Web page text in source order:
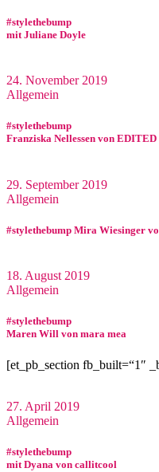
#stylethebump
mit Juliane Doyle
24. November 2019
Allgemein
#stylethebump
Franziska Nellessen von EDITED
29. September 2019
Allgemein
#stylethebump Mira Wiesinger
18. August 2019
Allgemein
#stylethebump
Maren Will von mara mea
[et_pb_section fb_built=“1″
27. April 2019
Allgemein
#stylethebump
mit Dyana von callitcool